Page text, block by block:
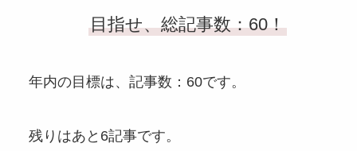
目指せ、総記事数：60！
年内の目標は、記事数：60です。
残りはあと6記事です。